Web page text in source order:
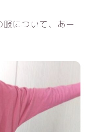
について、あー